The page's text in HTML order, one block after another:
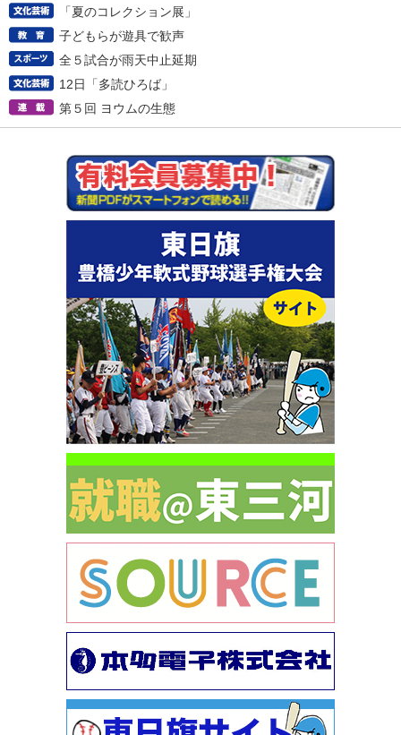
「夏のコレクション展」
子どもらが遊具で歓声
全５試合が雨天中止延期
12日「多読ひろば」
第５回 ヨウムの生態